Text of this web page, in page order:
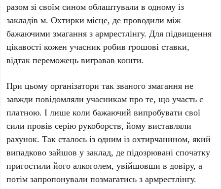
разом зі своїм сином облаштували в одному із
закладів м. Охтирки місце, де проводили між
бажаючими змагання з армрестлінгу. Для підвищення
цікавості кожен учасник робив грошові ставки,
відтак переможець вигравав кошти.
При цьому організатори так званого змагання не
завжди повідомляли учасникам про те, що участь є
платною. І лише коли бажаючий випробувати свої
сили провів серію рукоборств, йому виставляли
рахунок. Так сталось із одним із охтирчанином, який
випадково зайшов у заклад, де підозрювані спочатку
пригостили його алкоголем, увійшовши в довіру, а
потім запропонували позмагатись з армрестлінгу.